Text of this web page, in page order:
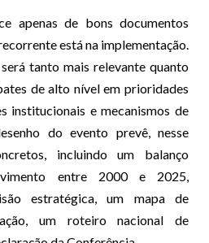
apenas de bons documentos
está na implementação.
tanto mais relevante quanto
de alto nível em prioridades
institucionais e mecanismos de
do evento prevê, nesse
incluindo um balanço
entre 2000 e 2025,
estratégica, um mapa de
um roteiro nacional de